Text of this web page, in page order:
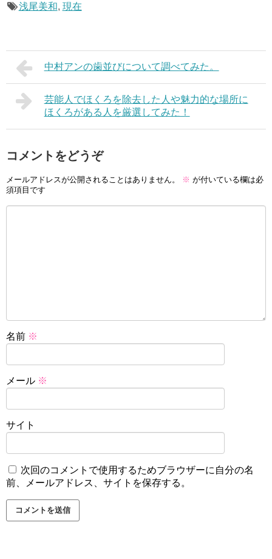
浅尾美和, 現在
中村アンの歯並びについて調べてみた。
芸能人でほくろを除去した人や魅力的な場所に
ほくろがある人を厳選してみた！
コメントをどうぞ
メールアドレスが公開されることはありません。 ※ が付いている欄は必
須項目です
名前 ※
メール ※
サイト
次回のコメントで使用するためブラウザーに自分の名
前、メールアドレス、サイトを保存する。